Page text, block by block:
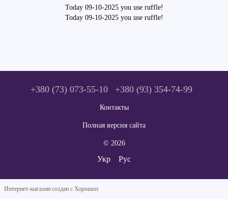
Today 09-10-2025 you use ruffle!
Today 09-10-2025 you use ruffle!
+380 (73) 073-55-10 +380 (93) 354-74-99
Контакты
Полная версия сайта
© 2026
Укр Рус
Интернет-магазин создан с Хорошоп